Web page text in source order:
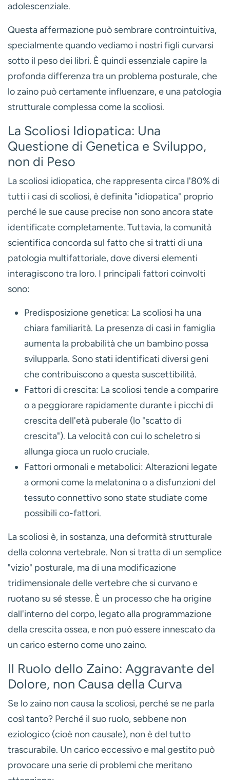
adolescenziale.
Questa affermazione può sembrare controintuitiva,
specialmente quando vediamo i nostri figli curvarsi
sotto il peso dei libri. È quindi essenziale capire la
profonda differenza tra un problema posturale, che
lo zaino può certamente influenzare, e una patologia
strutturale complessa come la scoliosi.
La Scoliosi Idiopatica: Una
Questione di Genetica e Sviluppo,
non di Peso
La scoliosi idiopatica, che rappresenta circa l'80% di
tutti i casi di scoliosi, è definita "idiopatica" proprio
perché le sue cause precise non sono ancora state
identificate completamente. Tuttavia, la comunità
scientifica concorda sul fatto che si tratti di una
patologia multifattoriale, dove diversi elementi
interagiscono tra loro. I principali fattori coinvolti
sono:
Predisposizione genetica: La scoliosi ha una
chiara familiarità. La presenza di casi in famiglia
aumenta la probabilità che un bambino possa
svilupparla. Sono stati identificati diversi geni
che contribuiscono a questa suscettibilità.
Fattori di crescita: La scoliosi tende a comparire
o a peggiorare rapidamente durante i picchi di
crescita dell'età puberale (lo "scatto di
crescita"). La velocità con cui lo scheletro si
allunga gioca un ruolo cruciale.
Fattori ormonali e metabolici: Alterazioni legate
a ormoni come la melatonina o a disfunzioni del
tessuto connettivo sono state studiate come
possibili co-fattori.
La scoliosi è, in sostanza, una deformità strutturale
della colonna vertebrale. Non si tratta di un semplice
"vizio" posturale, ma di una modificazione
tridimensionale delle vertebre che si curvano e
ruotano su sé stesse. È un processo che ha origine
dall'interno del corpo, legato alla programmazione
della crescita ossea, e non può essere innescato da
un carico esterno come uno zaino.
Il Ruolo dello Zaino: Aggravante del
Dolore, non Causa della Curva
Se lo zaino non causa la scoliosi, perché se ne parla
così tanto? Perché il suo ruolo, sebbene non
eziologico (cioè non causale), non è del tutto
trascurabile. Un carico eccessivo e mal gestito può
provocare una serie di problemi che meritano